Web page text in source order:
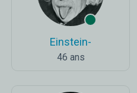
Einstein-
46 ans